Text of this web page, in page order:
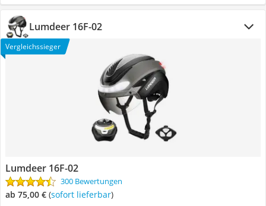
Lumdeer 16F-02
Vergleichssieger
Lumdeer 16F-02
300 Bewertungen
ab 75,00 € ( Sofort lieferbar)